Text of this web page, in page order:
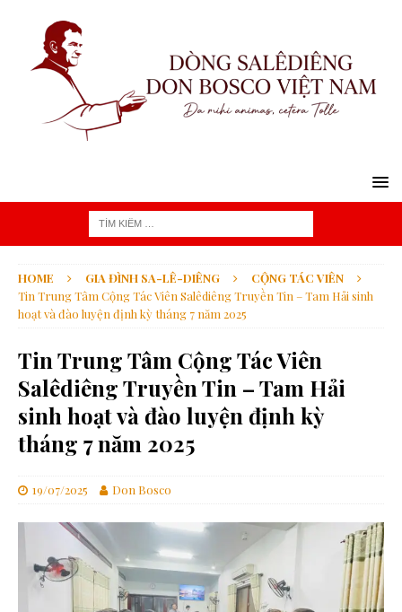
HOME GIA ĐÌNH SA-LÊ-DIÊNG
CỘNG TÁC VIÊN
Tin Trung Tâm Cộng Tác Viên Salêdiêng Truyền Tin – Tam Hải sinh
hoạt và đào luyện định kỳ tháng 7 năm 2025
Tin Trung Tâm Cộng Tác Viên
Salêdiêng Truyền Tin – Tam Hải
sinh hoạt và đào luyện định kỳ
tháng 7 năm 2025
19/07/2025 Don Bosco